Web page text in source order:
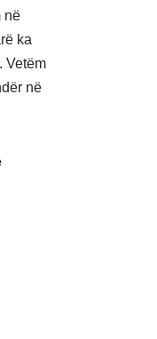
në
ka
. Vetëm
në